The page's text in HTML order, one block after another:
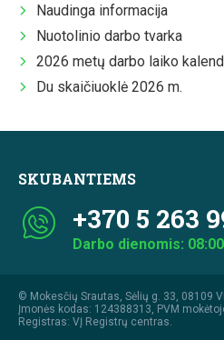
Naudinga informacija
Nuotolinio darbo tvarka
2026 metų darbo laiko
Du skaičiuoklė 2026 m.
SKUBANTIEMS
+370 5 263
Darbo dienomis:
© Mokesčių Srautas, Sėlių g. 33, 08109
Įmonės kodas: 124388313, PVM
Registras: VĮ Registrų centras.